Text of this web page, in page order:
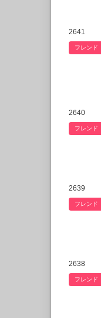
2641
フレンド
2640
フレンド
2639
フレンド
2638
フレンド